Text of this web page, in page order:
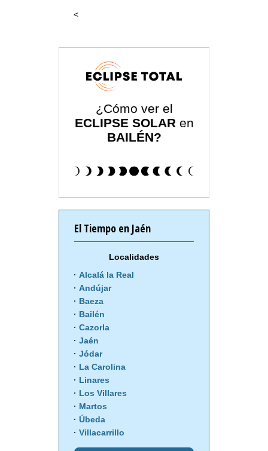
<
¿Cómo ver el
ECLIPSE SOLAR en
BAILÉN?
El Tiempo en Jaén
Localidades
Alcalá la Real
Andújar
Baeza
Bailén
Cazorla
Jaén
Jódar
La Carolina
Linares
Los Villares
Martos
Úbeda
Villacarrillo